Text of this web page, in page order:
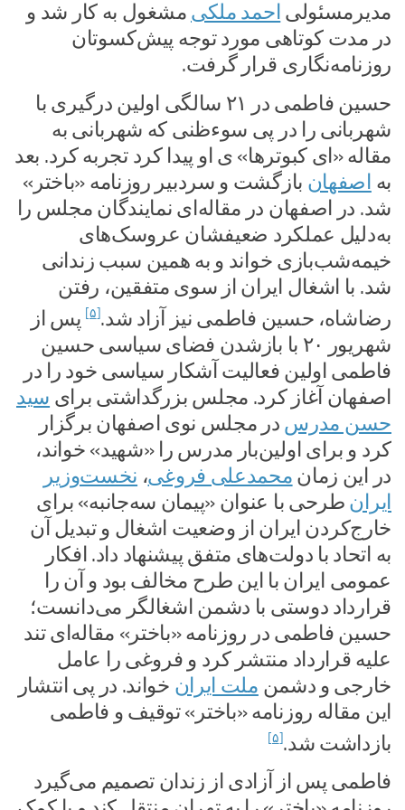
مدیرمسئولی احمد ملکی مشغول به کار شد و
در مدت کوتاهی مورد توجه پیش‌کسوتان
روزنامه‌نگاری قرار گرفت.
حسین فاطمی در ۲۱ سالگی اولین درگیری با
شهربانی را در پی سوءظنی که شهربانی به
مقاله «ای کبوترها» ی او پیدا کرد تجربه کرد. بعد
به اصفهان بازگشت و سردبیر روزنامه «باختر»
شد. در اصفهان در مقاله‌ای نمایندگان مجلس را
به‌دلیل عملکرد ضعیفشان عروسک‌های
خیمه‌شب‌بازی خواند و به همین سبب زندانی
شد. با اشغال ایران از سوی متفقین، رفتن
رضاشاه، حسین فاطمی نیز آزاد شد.[۵]
پس از
شهریور ۲۰ با بازشدن فضای سیاسی حسین
فاطمی اولین فعالیت آشکار سیاسی خود را در
اصفهان آغاز کرد. مجلس بزرگداشتی برای سید
حسن مدرس در مجلس نوی اصفهان برگزار
کرد و برای اولین‌بار مدرس را «شهید» خواند،
در این زمان محمدعلی فروغی، نخست‌وزیر
ایران طرحی با عنوان «پیمان سه‌جانبه» برای
خارج‌کردن ایران از وضعیت اشغال و تبدیل آن
به اتحاد با دولت‌های متفق پیشنهاد داد. افکار
عمومی ایران با این طرح مخالف بود و آن را
قرارداد دوستی با دشمن اشغالگر می‌دانست؛
حسین فاطمی در روزنامه «باختر» مقاله‌ای تند
علیه قرارداد منتشر کرد و فروغی را عامل
خارجی و دشمن ملت ایران خواند. در پی انتشار
این مقاله روزنامه «باختر» توقیف و فاطمی
بازداشت شد.[۵]
فاطمی پس از آزادی از زندان تصمیم می‌گیرد